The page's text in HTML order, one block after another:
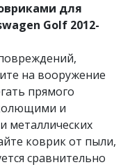
для
Golf 2012-
на вооружение
прямого
и
металлических
коврик от пыли,
сравнительно